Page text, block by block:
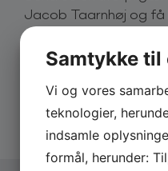
”Standard”, er du
over det sædvanlige,
scenen.
Ønsker du at booke
arrangement? Så er du
kontakte os via
vil vende tilbage
pris på Jacob Taarnhøj.
Jacob Taarnhøj og
eksempelvis pris og
Derfor skal du booke
Hurtigt svar på
20 års erfaring med
Altid uforpligtende
Samtykke til
Vi og vores
teknologier,
indsamle
formål, herunder: